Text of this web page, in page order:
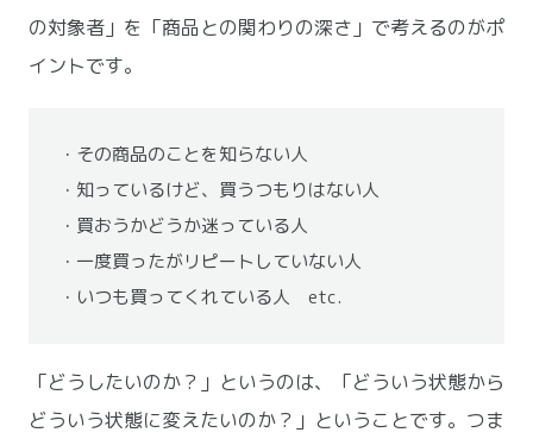
の対象者」を「商品との関わりの深さ」で考えるのがポ
イントです。
・その商品のことを知らない人
・知っているけど、買うつもりはない人
・買おうかどうか迷っている人
・一度買ったがリピートしていない人
・いつも買ってくれている人　etc.
「どうしたいのか？」というのは、「どういう状態から
どういう状態に変えたいのか？」ということです。つま